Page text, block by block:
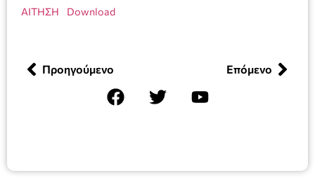
ΑΙΤΗΣΗ Download
Προηγούμενο Επόμενο